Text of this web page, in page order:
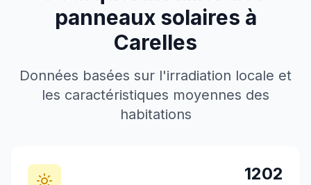
panneaux solaires à
Carelles
Données basées sur l'irradiation locale et
les caractéristiques moyennes des
habitations
1202